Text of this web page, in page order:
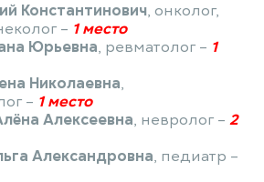
Константинович, онколог,
– 1 место
Юрьевна, ревматолог – 1
Николаевна,
– 1 место
Алексеевна, невролог – 2
Александровна, педиатр –